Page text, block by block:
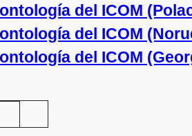
del ICOM
del ICOM
del ICOM